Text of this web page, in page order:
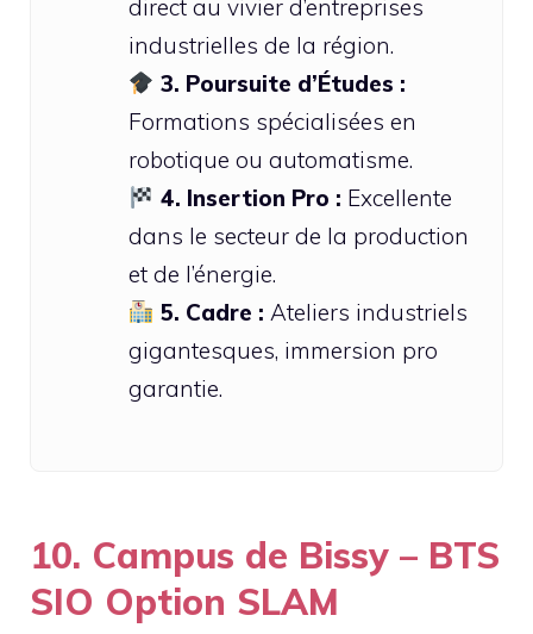
direct au vivier d’entreprises
industrielles de la région.
3. Poursuite d’Études :
Formations spécialisées en
robotique ou automatisme.
4. Insertion Pro : Excellente
dans le secteur de la production
et de l’énergie.
5. Cadre : Ateliers industriels
gigantesques, immersion pro
garantie.
10. Campus de Bissy – BTS
SIO Option SLAM